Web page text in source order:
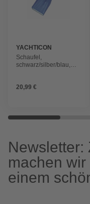
YACHTICON
Schaufel,
schwarz/silber/blau,
20,99 €
Newsletter:
machen
einem